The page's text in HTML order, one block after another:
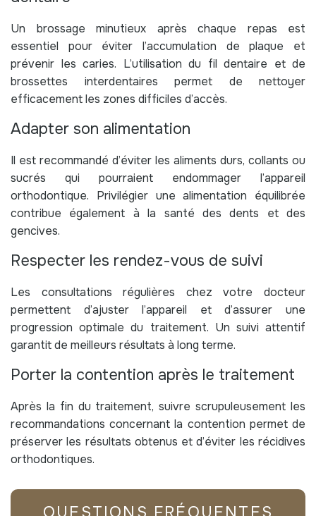
Un brossage minutieux après chaque repas est
essentiel pour éviter l’accumulation de plaque et
prévenir les caries. L’utilisation du fil dentaire et de
brossettes interdentaires permet de nettoyer
efficacement les zones difficiles d’accès.
Adapter son alimentation
Il est recommandé d’éviter les aliments durs, collants ou
sucrés qui pourraient endommager l’appareil
orthodontique. Privilégier une alimentation équilibrée
contribue également à la santé des dents et des
gencives.
Respecter les rendez-vous de suivi
Les consultations régulières chez votre docteur
permettent d’ajuster l’appareil et d’assurer une
progression optimale du traitement. Un suivi attentif
garantit de meilleurs résultats à long terme.
Porter la contention après le traitement
Après la fin du traitement, suivre scrupuleusement les
recommandations concernant la contention permet de
préserver les résultats obtenus et d’éviter les récidives
orthodontiques.